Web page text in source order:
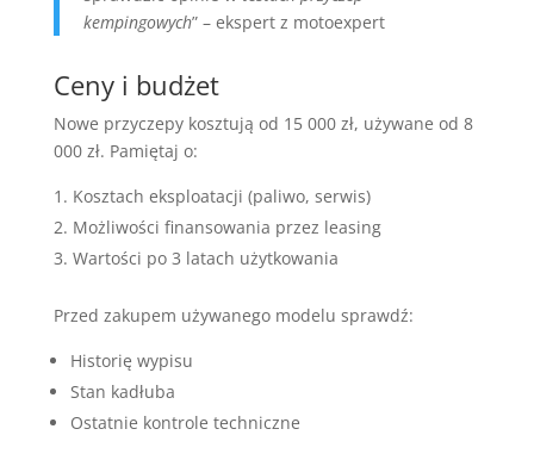
kempingowych” – ekspert z motoexpert
Ceny i budżet
Nowe przyczepy kosztują od 15 000 zł, używane od 8
000 zł. Pamiętaj o:
Kosztach eksploatacji (paliwo, serwis)
Możliwości finansowania przez leasing
Wartości po 3 latach użytkowania
Przed zakupem używanego modelu sprawdź:
Historię wypisu
Stan kadłuba
Ostatnie kontrole techniczne